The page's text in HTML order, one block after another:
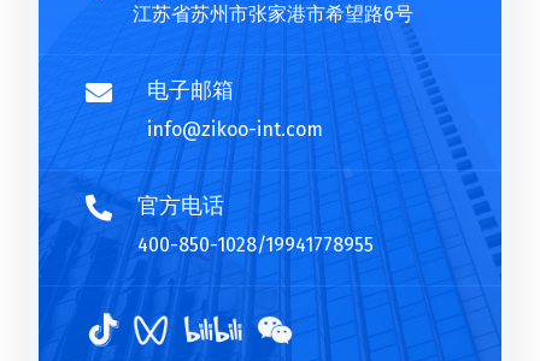
江苏省苏州市张家港市希望路6号
 电子邮箱
info@zikoo-int.com
 官方电话
400-850-1028/19941778955